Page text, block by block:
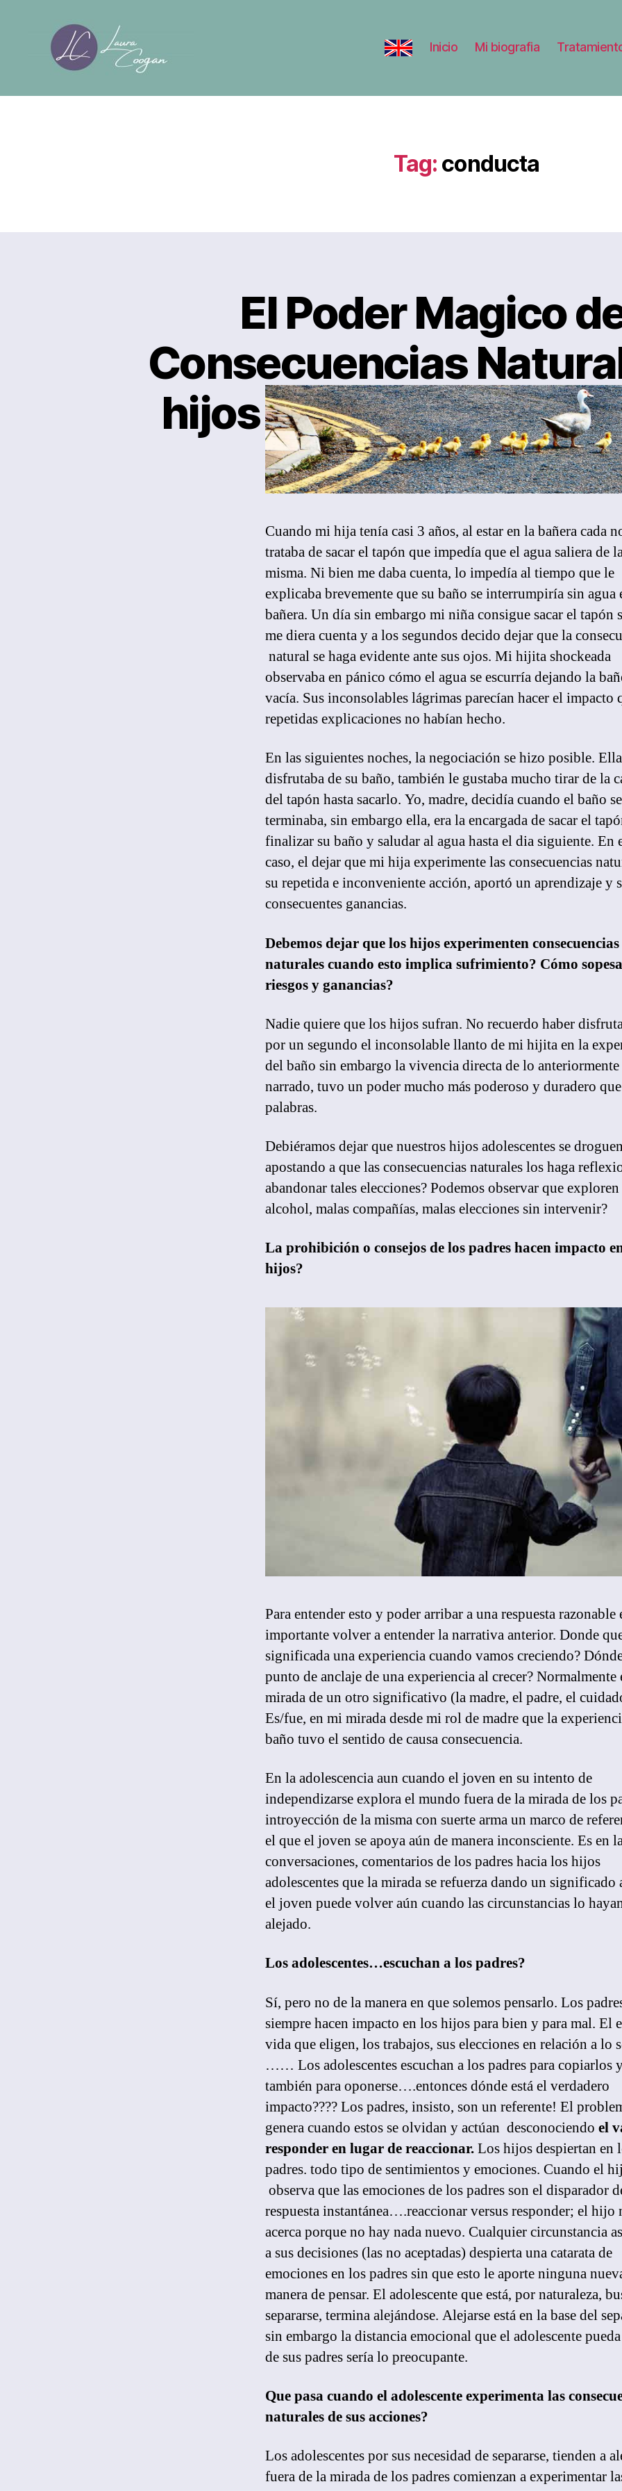
Coogan
Inicio Mi biografia
Tag: conducta
El Poder Magico
Consecuencias
hijos y sus “malas”
Post
author
ByLaura Coogan, Psicoterapeuta
Post
date
October 7, 2018
Cuando mi hija tenía casi 3 años, al estar en la bañera cada
trataba de sacar el tapón que impedía que el agua saliera de
misma. Ni bien me daba cuenta, lo impedía al tiempo que le
explicaba brevemente que su baño se interrumpiría sin agua
bañera. Un día sin embargo mi niña consigue sacar el tapón
me diera cuenta y a los segundos decido dejar que la
natural se haga evidente ante sus ojos. Mi hijita shockeada
observaba en pánico cómo el agua se escurría dejando la
vacía. Sus inconsolables lágrimas parecían hacer el impacto
repetidas explicaciones no habían hecho.
En las siguientes noches, la negociación se hizo posible. Ella
disfrutaba de su baño, también le gustaba mucho tirar de la
del tapón hasta sacarlo. Yo, madre, decidía cuando el baño se
terminaba, sin embargo ella, era la encargada de sacar el
finalizar su baño y saludar al agua hasta el dia siguiente. En
caso, el dejar que mi hija experimente las consecuencias
su repetida e inconveniente acción, aportó un aprendizaje y
consecuentes ganancias.
Debemos dejar que los hijos experimenten consecuencias
naturales cuando esto implica sufrimiento? Cómo
riesgos y ganancias?
Nadie quiere que los hijos sufran. No recuerdo haber
por un segundo el inconsolable llanto de mi hijita en la
del baño sin embargo la vivencia directa de lo anteriormente
narrado, tuvo un poder mucho más poderoso y duradero
palabras.
Debiéramos dejar que nuestros hijos adolescentes se
apostando a que las consecuencias naturales los haga
abandonar tales elecciones? Podemos observar que
alcohol, malas compañías, malas elecciones sin intervenir?
La prohibición o consejos de los padres hacen impacto
hijos?
Para entender esto y poder arribar a una respuesta razonable
importante volver a entender la narrativa anterior. Donde
significada una experiencia cuando vamos creciendo?
punto de anclaje de una experiencia al crecer? Normalmente
mirada de un otro significativo (la madre, el padre, el
Es/fue, en mi mirada desde mi rol de madre que la
baño tuvo el sentido de causa consecuencia.
En la adolescencia aun cuando el joven en su intento de
independizarse explora el mundo fuera de la mirada de los
introyección de la misma con suerte arma un marco de
el que el joven se apoya aún de manera inconsciente. Es en
conversaciones, comentarios de los padres hacia los hijos
adolescentes que la mirada se refuerza dando un significado
el joven puede volver aún cuando las circunstancias lo
alejado.
Los adolescentes…escuchan a los padres?
Sí, pero no de la manera en que solemos pensarlo. Los
siempre hacen impacto en los hijos para bien y para mal. El
vida que eligen, los trabajos, sus elecciones en relación a lo
…… Los adolescentes escuchan a los padres para copiarlos
también para oponerse….entonces dónde está el verdadero
impacto???? Los padres, insisto, son un referente! El
genera cuando estos se olvidan y actúan desconociendo el
responder en lugar de reaccionar.Los hijos despiertan en
padres. todo tipo de sentimientos y emociones. Cuando el
observa que las emociones de los padres son el disparador
respuesta instantánea….reaccionar versus responder; el hijo
acerca porque no hay nada nuevo. Cualquier circunstancia
a sus decisiones (las no aceptadas) despierta una catarata de
emociones en los padres sin que esto le aporte ninguna
manera de pensar. El adolescente que está, por naturaleza,
separarse, termina alejándose. Alejarse está en la base del
sin embargo la distancia emocional que el adolescente
de sus padres sería lo preocupante.
Que pasa cuando el adolescente experimenta las
naturales de sus acciones?
Los adolescentes por sus necesidad de separarse, tienden a
fuera de la mirada de los padres comienzan a experimentar